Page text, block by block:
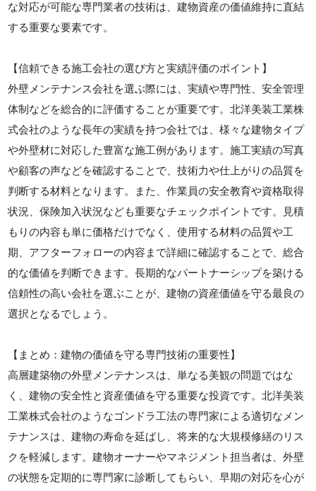
な対応が可能な専門業者の技術は、建物資産の価値維持に直結
する重要な要素です。
【信頼できる施工会社の選び方と実績評価のポイント】
外壁メンテナンス会社を選ぶ際には、実績や専門性、安全管理
体制などを総合的に評価することが重要です。北洋美装工業株
式会社のような長年の実績を持つ会社では、様々な建物タイプ
や外壁材に対応した豊富な施工例があります。施工実績の写真
や顧客の声などを確認することで、技術力や仕上がりの品質を
判断する材料となります。また、作業員の安全教育や資格取得
状況、保険加入状況なども重要なチェックポイントです。見積
もりの内容も単に価格だけでなく、使用する材料の品質や工
期、アフターフォローの内容まで詳細に確認することで、総合
的な価値を判断できます。長期的なパートナーシップを築ける
信頼性の高い会社を選ぶことが、建物の資産価値を守る最良の
選択となるでしょう。
【まとめ：建物の価値を守る専門技術の重要性】
高層建築物の外壁メンテナンスは、単なる美観の問題ではな
く、建物の安全性と資産価値を守る重要な投資です。北洋美装
工業株式会社のようなゴンドラ工法の専門家による適切なメン
テナンスは、建物の寿命を延ばし、将来的な大規模修繕のリス
クを軽減します。建物オーナーやマネジメント担当者は、外壁
の状態を定期的に専門家に診断してもらい、早期の対応を心が